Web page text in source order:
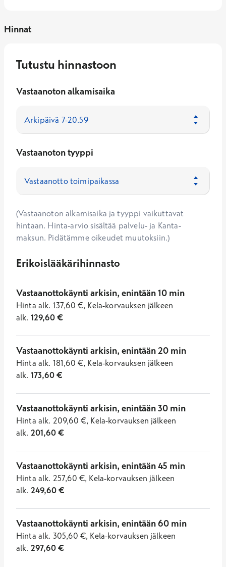
Hinnat
Tutustu hinnastoon
Vastaanoton alkamisaika
Vastaanoton tyyppi
(Vastaanoton alkamisaika ja tyyppi vaikuttavat
hintaan. Hinta-arvio sisältää palvelu- ja Kanta-
maksun. Pidätämme oikeudet muutoksiin.)
Erikoislääkärihinnasto
Vastaanottokäynti arkisin, enintään 10 min
Hinta alk. 137,60 €, Kela-korvauksen jälkeen
alk. 129,60€
Vastaanottokäynti arkisin, enintään 20 min
Hinta alk. 181,60 €, Kela-korvauksen jälkeen
alk. 173,60€
Vastaanottokäynti arkisin, enintään 30 min
Hinta alk. 209,60 €, Kela-korvauksen jälkeen
alk. 201,60€
Vastaanottokäynti arkisin, enintään 45 min
Hinta alk. 257,60 €, Kela-korvauksen jälkeen
alk. 249,60€
Vastaanottokäynti arkisin, enintään 60 min
Hinta alk. 305,60 €, Kela-korvauksen jälkeen
alk. 297,60€